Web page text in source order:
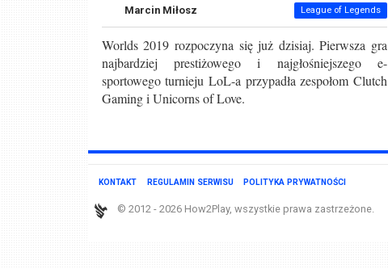
Marcin Miłosz League of Legends
Worlds 2019 rozpoczyna się już dzisiaj. Pierwsza gra
najbardziej prestiżowego i najgłośniejszego e-
sportowego turnieju LoL-a przypadła zespołom Clutch
Gaming i Unicorns of Love.
KONTAKT REGULAMIN SERWISU POLITYKA PRYWATNOŚCI
© 2012 - 2026 How2Play, wszystkie prawa zastrzeżone.